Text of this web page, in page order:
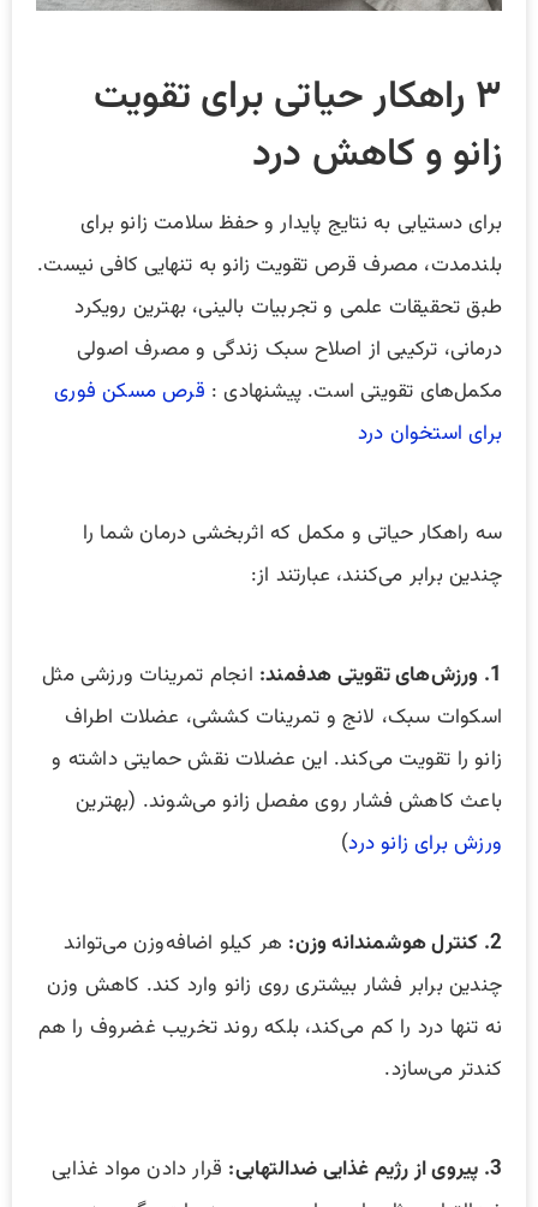
۳ راهکار حیاتی برای تقویت
زانو و کاهش درد
برای دستیابی به نتایج پایدار و حفظ سلامت زانو برای
بلندمدت، مصرف قرص تقویت زانو به تنهایی کافی نیست.
طبق تحقیقات علمی و تجربیات بالینی، بهترین رویکرد
درمانی، ترکیبی از اصلاح سبک زندگی و مصرف اصولی
مکمل‌های تقویتی است. پیشنهادی : قرص مسکن فوری
برای استخوان درد
سه راهکار حیاتی و مکمل که اثربخشی درمان شما را
چندین برابر می‌کنند، عبارتند از:
1. ورزش‌های تقویتی هدفمند:
انجام تمرینات ورزشی مثل
اسکوات سبک، لانج و تمرینات کششی، عضلات اطراف
زانو را تقویت می‌کند. این عضلات نقش حمایتی داشته و
باعث کاهش فشار روی مفصل زانو می‌شوند. (بهترین
ورزش‌ برای زانو درد)
2. کنترل هوشمندانه وزن:
هر کیلو اضافه‌وزن می‌تواند
چندین برابر فشار بیشتری روی زانو وارد کند. کاهش وزن
نه تنها درد را کم می‌کند، بلکه روند تخریب غضروف را هم
کندتر می‌سازد.
3. پیروی از رژیم غذایی ضدالتهابی:
قرار دادن مواد غذایی